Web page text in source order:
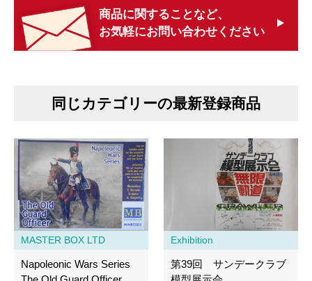
商品に関することなど、
お気軽にお問い合わせください
同じカテゴリーの最新登録商品
MASTER BOX LTD
Napoleonic Wars Series
Exhibition
第39回 サンデークラブ